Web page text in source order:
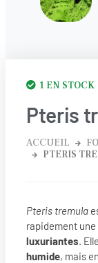
1 EN STOCK
Pteris
ACCUEIL
PTERIS
Pteris tremula
rapidement
luxuriantes.
humide, mais en